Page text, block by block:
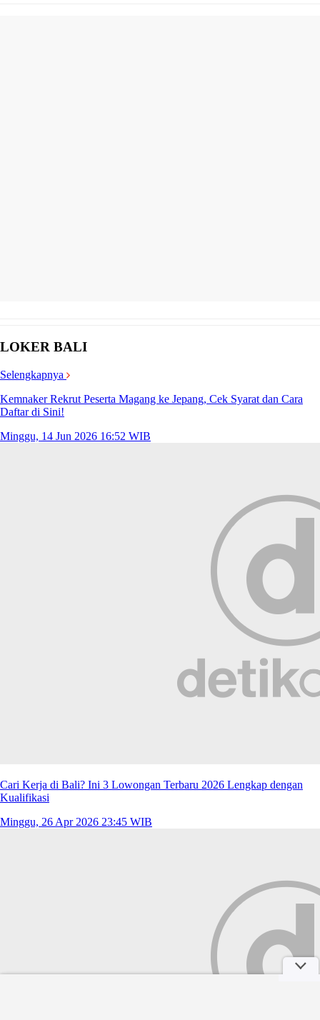
LOKER BALI
Selengkapnya
Kemnaker Rekrut Peserta Magang ke Jepang, Cek Syarat dan Cara
Daftar di Sini!
Minggu, 14 Jun 2026 16:52 WIB
Cari Kerja di Bali? Ini 3 Lowongan Terbaru 2026 Lengkap dengan
Kualifikasi
Minggu, 26 Apr 2026 23:45 WIB